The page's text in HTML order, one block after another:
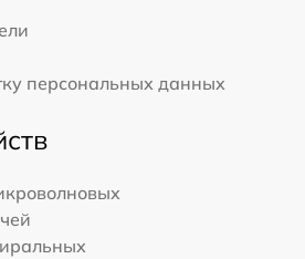
персональных данных